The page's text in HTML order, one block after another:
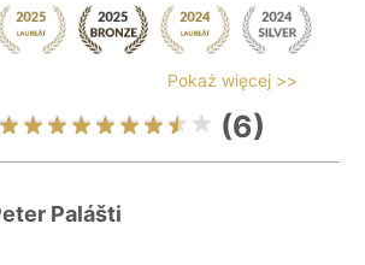
Pokaż więcej >>
(6)
Palášti